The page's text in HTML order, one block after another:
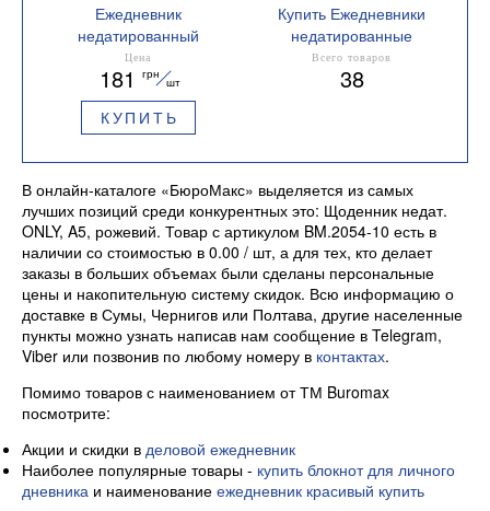
Ежедневник
недатированный
MODERNA A5 Buromax
BM.2014
Цена
181 грн
шт
КУПИТЬ
Купить Ежедневники
недатированные
Формат А5
Всего товаров
38
В онлайн-каталоге «БюроМакс» выделяется из самых
лучших позиций среди конкурентных это: Щоденник недат.
ONLY, A5, рожевий. Товар с артикулом BM.2054-10 есть в
наличии со стоимостью в 0.00 / шт, а для тех, кто делает
заказы в больших объемах были сделаны персональные
цены и накопительную систему скидок. Всю информацию о
доставке в Сумы, Чернигов или Полтава, другие населенные
пункты можно узнать написав нам сообщение в Telegram,
Viber или позвонив по любому номеру в контактах.
Помимо товаров с наименованием от ТМ Buromax
посмотрите:
Акции и скидки в деловой ежедневник
Наиболее популярные товары - купить блокнот для личного
дневника и наименование ежедневник красивый купить